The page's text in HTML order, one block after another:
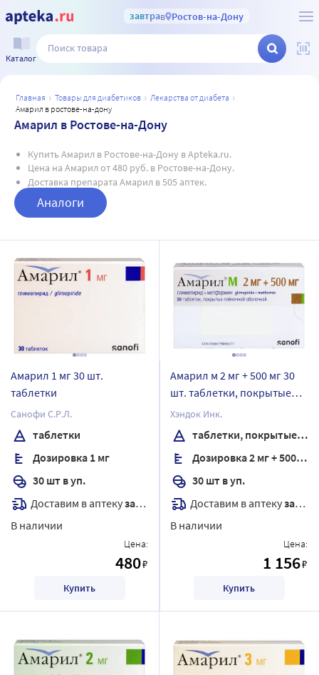
завтрав Ростов-на-Дону
Каталог
главная товары для диабетиков
лекарства от диабета
амарил в ростове-на-дону
Амарил в Ростове-на-Дону
Купить Амарил в Ростове-на-Дону в Apteka.ru.
Цена на Амарил от 480 руб. в Ростове-на-Дону.
Доставка препарата Амарил в 505 аптек.
Аналоги
Амарил 1 мг 30 шт.
таблетки
Санофи С.Р.Л.
таблетки
Дозировка 1 мг
30 шт в уп.
Доставим в аптекузавтра
В наличии
Цена:
480₽
Купить
Амарил м 2 мг + 500 мг 30
шт. таблетки, покрытые
пленочной оболочкой
Хэндок Инк.
таблетки, покрытые пленочной оболочкой
Дозировка 2 мг + 500 мг
30 шт в уп.
Доставим в аптекузавтра
В наличии
Цена:
1 156₽
Купить